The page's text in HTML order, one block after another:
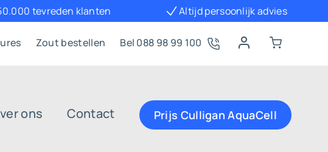
tevreden klanten Altijd persoonlijk advies
Zout bestellen Bel 088 98 99 100
ons Contact Prijs Culligan AquaCell